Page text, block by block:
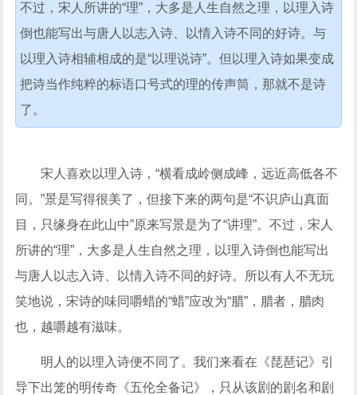
不过，宋人所讲的“理”，大多是人生自然之理，以理入诗
倒也能写出与唐人以志入诗、以情入诗不同的好诗。与
以理入诗相辅相成的是“以理说诗”。但以理入诗如果变成
把诗当作纯粹的标语口号式的理的传声筒，那就不是诗
了。
宋人喜欢以理入诗，“横看成岭侧成峰，远近高低各不
同。”景是写得很美了，但接下来的两句是“不识庐山真面
目，只缘身在此山中”原来写景是为了“讲理”。不过，宋人
所讲的“理”，大多是人生自然之理，以理入诗倒也能写出
与唐人以志入诗、以情入诗不同的好诗。所以有人不无玩
笑地说，宋诗的味同嚼蜡的“蜡”应改为“腊”，腊者，腊肉
也，越嚼越有滋味。
明人的以理入诗便不同了。我们来看在《琵琶记》引
导下出笼的明传奇《五伦全备记》，只从该剧的剧名和剧